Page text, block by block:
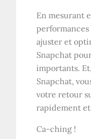
En mesurant
performances
ajuster et
Snapchat
importants.
Snapchat,
votre retour
rapidement
Ca-ching !